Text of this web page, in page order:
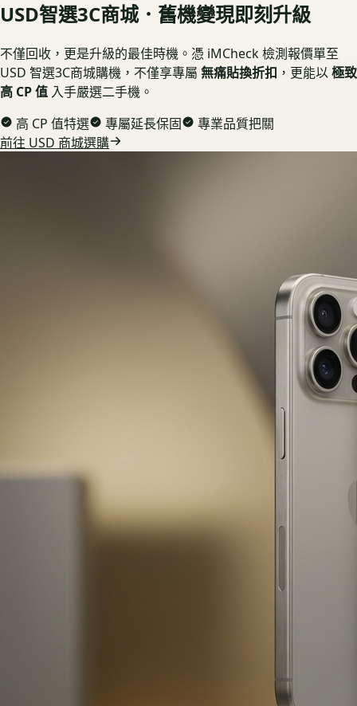
USD智選3C商城．舊機變現即刻升級
不僅回收，更是升級的最佳時機。憑 iMCheck 檢測報價單至
USD 智選3C商城購機，不僅享專屬 無痛貼換折扣 ，更能以極致
高 CP 值 入手嚴選二手機。
高 CP 值特選
專屬延長保固
專業品質把關
前往 USD 商城選購